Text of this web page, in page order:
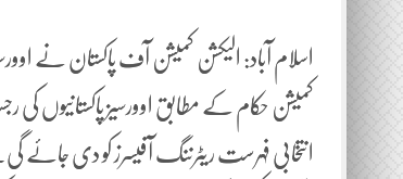
انتخابی فہرست ریٹرننگ آفیسرز کو دی جائے